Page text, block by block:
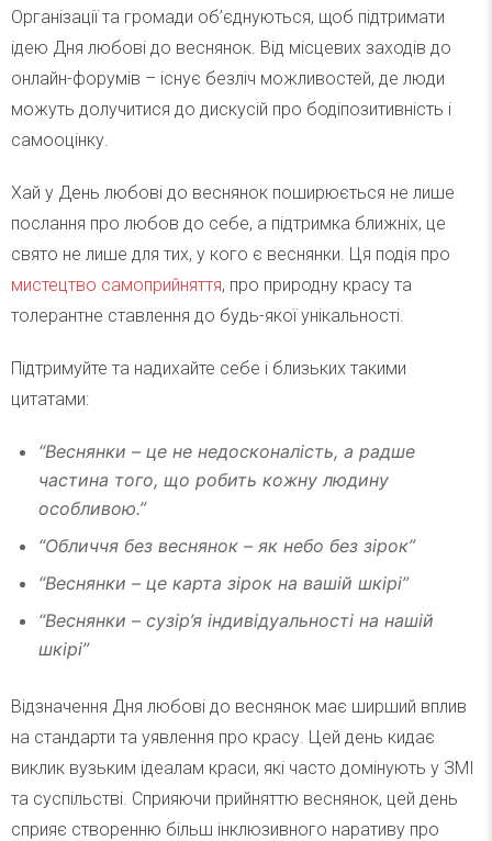
Організації та громади об’єднуються, щоб підтримати
ідею Дня любові до веснянок. Від місцевих заходів до
онлайн-форумів – існує безліч можливостей, де люди
можуть долучитися до дискусій про бодіпозитивність і
самооцінку.
Хай у День любові до веснянок поширюється не лише
послання про любов до себе, а підтримка ближніх, це
свято не лише для тих, у кого є веснянки. Ця подія про
мистецтво самоприйняття, про природну красу та
толерантне ставлення до будь-якої унікальності.
Підтримуйте та надихайте себе і близьких такими
цитатами:
“Веснянки – це не недосконалість, а радше
частина того, що робить кожну людину
особливою.”
“Обличчя без веснянок – як небо без зірок”
“Веснянки – це карта зірок на вашій шкірі”
“Веснянки – сузір’я індивідуальності на нашій
шкірі”
Відзначення Дня любові до веснянок має ширший вплив
на стандарти та уявлення про красу. Цей день кидає
виклик вузьким ідеалам краси, які часто домінують у ЗМІ
та суспільстві. Сприяючи прийняттю веснянок, цей день
сприяє створенню більш інклюзивного наративу про